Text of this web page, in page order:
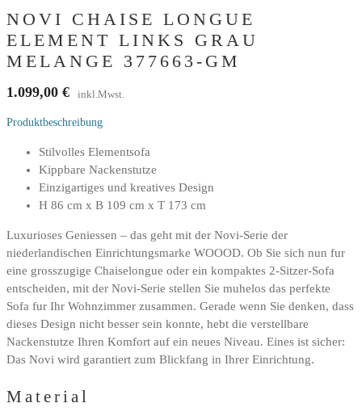
NOVI CHAISE LONGUE
ELEMENT LINKS GRAU
MELANGE 377663-GM
1.099,00 € inkl.Mwst.
Produktbeschreibung
Stilvolles Elementsofa
Kippbare Nackenstutze
Einzigartiges und kreatives Design
H 86 cm x B 109 cm x T 173 cm
Luxurioses Geniessen – das geht mit der Novi-Serie der
niederlandischen Einrichtungsmarke WOOOD. Ob Sie sich nun fur
eine grosszugige Chaiselongue oder ein kompaktes 2-Sitzer-Sofa
entscheiden, mit der Novi-Serie stellen Sie muhelos das perfekte
Sofa fur Ihr Wohnzimmer zusammen. Gerade wenn Sie denken, dass
dieses Design nicht besser sein konnte, hebt die verstellbare
Nackenstutze Ihren Komfort auf ein neues Niveau. Eines ist sicher:
Das Novi wird garantiert zum Blickfang in Ihrer Einrichtung.
Material